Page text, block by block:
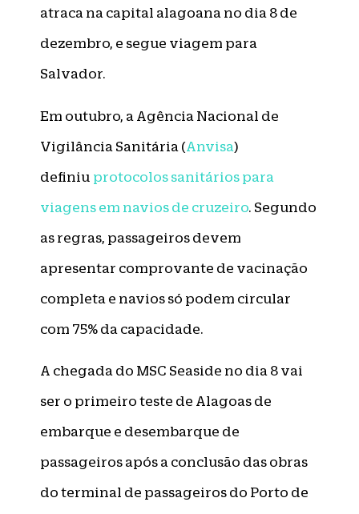
atraca na capital alagoana no dia 8 de
dezembro, e segue viagem para
Salvador.
Em outubro, a Agência Nacional de
Vigilância Sanitária (Anvisa)
definiu protocolos sanitários para
viagens em navios de cruzeiro. Segundo
as regras, passageiros devem
apresentar comprovante de vacinação
completa e navios só podem circular
com 75% da capacidade.
A chegada do MSC Seaside no dia 8 vai
ser o primeiro teste de Alagoas de
embarque e desembarque de
passageiros após a conclusão das obras
do terminal de passageiros do Porto de